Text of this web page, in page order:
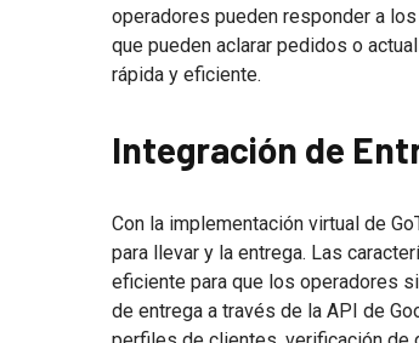
operadores pueden responder a
que pueden aclarar pedidos o
rápida y eficiente.
Integración de
Con la implementación virtual de
para llevar y la entrega. Las
eficiente para que los operadores
de entrega a través de la API de